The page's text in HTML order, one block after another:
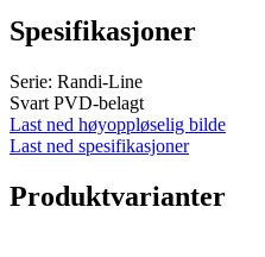
Spesifikasjoner
Serie: Randi-Line
Svart PVD-belagt
Last ned høyoppløselig bilde
Last ned spesifikasjoner
Produktvarianter